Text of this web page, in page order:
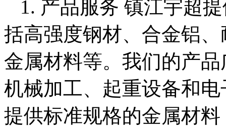
1. 产品服务 镇江宇超
括高强度钢材、合金铝
金属材料等。我们的产
机械加工、起重设备和
提供标准规格的金属材